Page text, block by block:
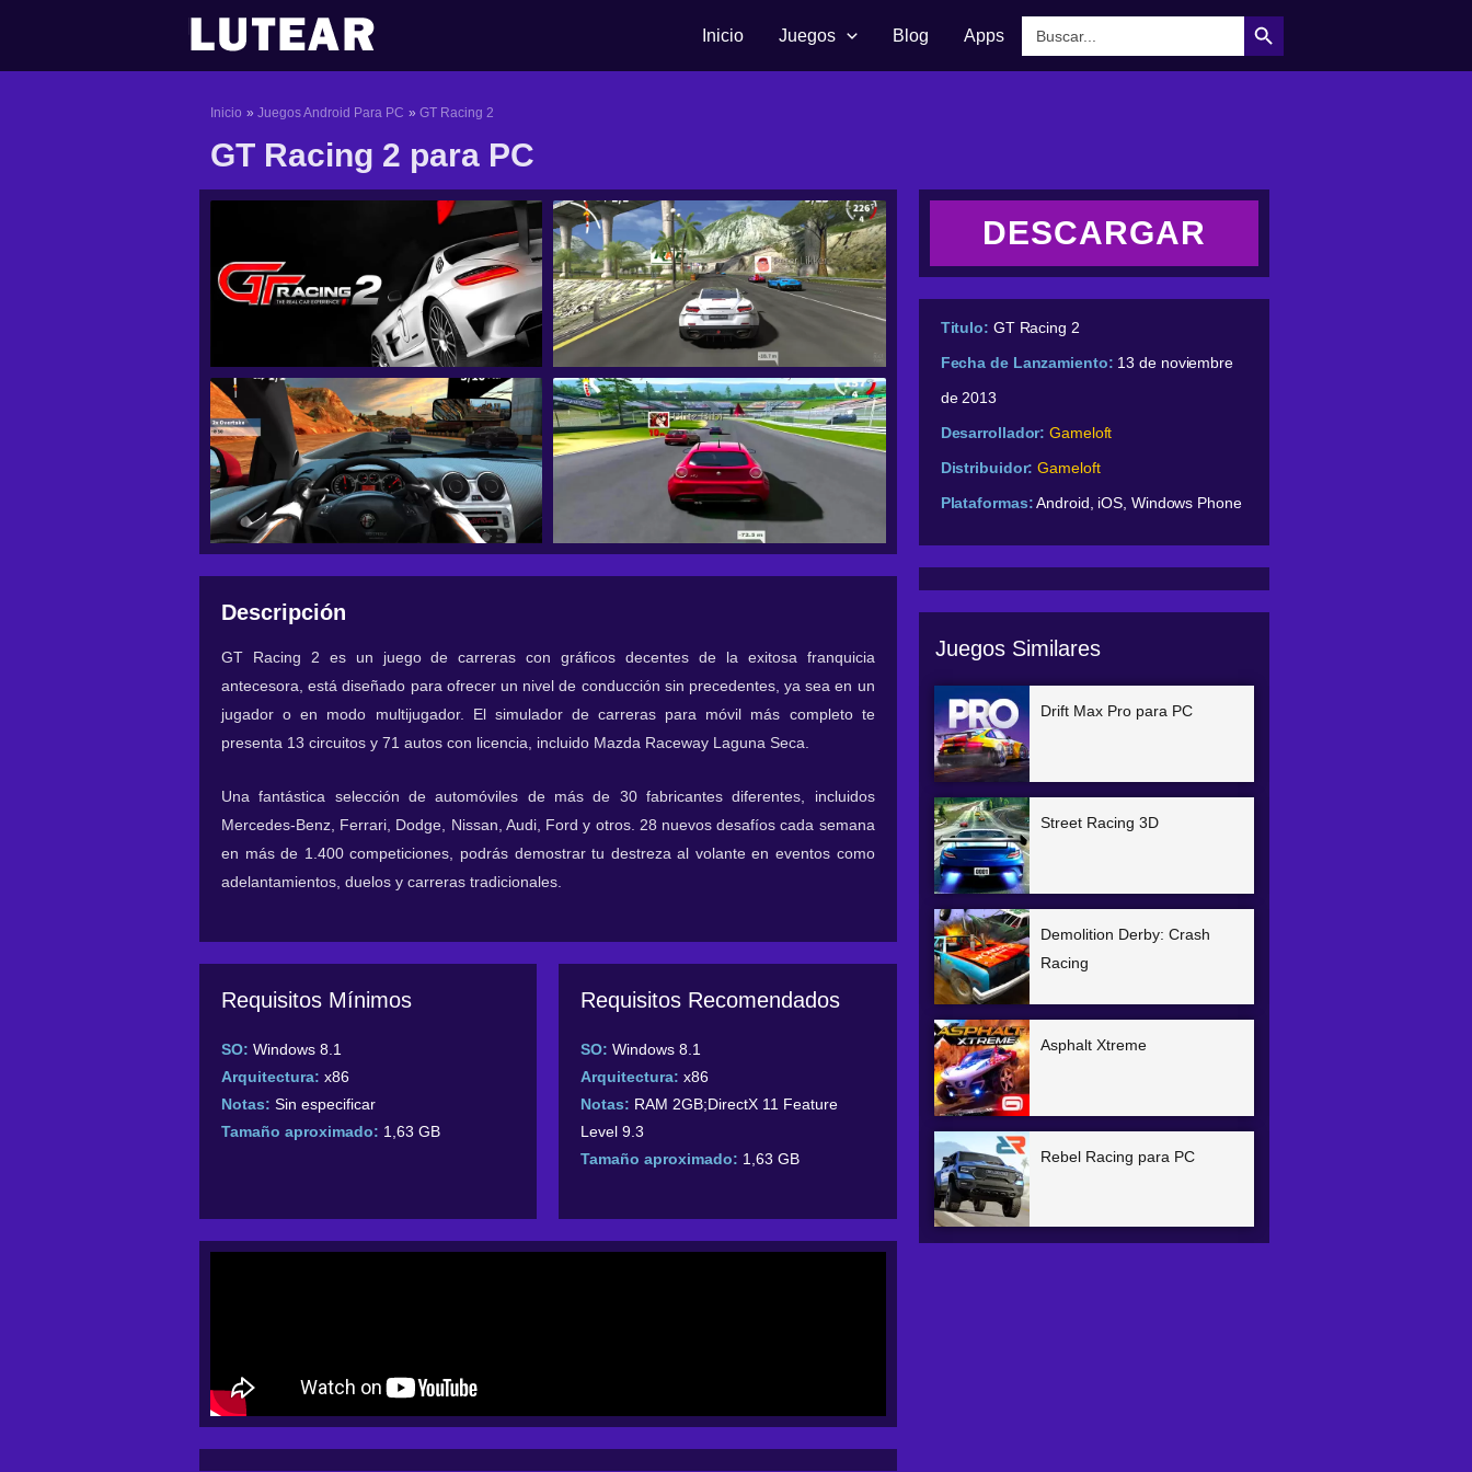
contenido
Inicio Juegos Blog Apps
Botón de búsqueda
Inicio Juegos Android Para PC GT Racing 2
GT Racing 2 para PC
Descripción
GT Racing 2 es un juego de carreras con gráficos decentes de la exitosa franquicia
antecesora, está diseñado para ofrecer un nivel de conducción sin precedentes, ya sea en un
jugador o en modo multijugador. El simulador de carreras para móvil más completo te
presenta 13 circuitos y 71 autos con licencia, incluido Mazda Raceway Laguna Seca.
Una fantástica selección de automóviles de más de 30 fabricantes diferentes, incluidos
Mercedes-Benz, Ferrari, Dodge, Nissan, Audi, Ford y otros. 28 nuevos desafíos cada semana
en más de 1.400 competiciones, podrás demostrar tu destreza al volante en eventos como
adelantamientos, duelos y carreras tradicionales.
Requisitos Mínimos
SO: Windows 8.1
Arquitectura: x86
Notas: Sin especificar
Tamaño aproximado: 1,63 GB
Requisitos Recomendados
SO: Windows 8.1
Arquitectura: x86
Notas: RAM 2GB;DirectX 11 Feature
Level 9.3
Tamaño aproximado: 1,63 GB
DESCARGAR
Titulo: GT Racing 2
Fecha de Lanzamiento: 13 de noviembre
de 2013
Desarrollador: Gameloft
Distribuidor: Gameloft
Plataformas: Android, iOS, Windows Phone
Juegos Similares
Drift Max Pro para PC
Street Racing 3D
Demolition Derby: Crash
Racing
Asphalt Xtreme
Rebel Racing para PC